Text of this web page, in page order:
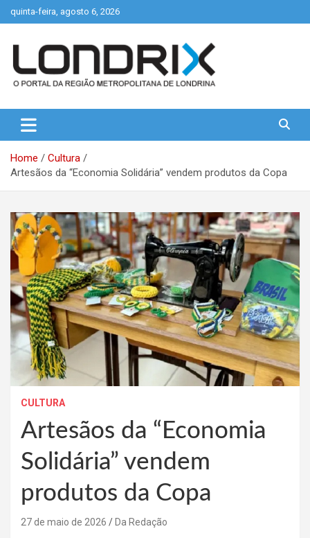
to
quinta-feira, agosto 6, 2026
Londrix
Home
Cultura
Artesãos da “Economia Solidária” vendem produtos da Copa
CULTURA
Artesãos da “Economia
Solidária” vendem
produtos da Copa
27 de maio de 2026 Da Redação